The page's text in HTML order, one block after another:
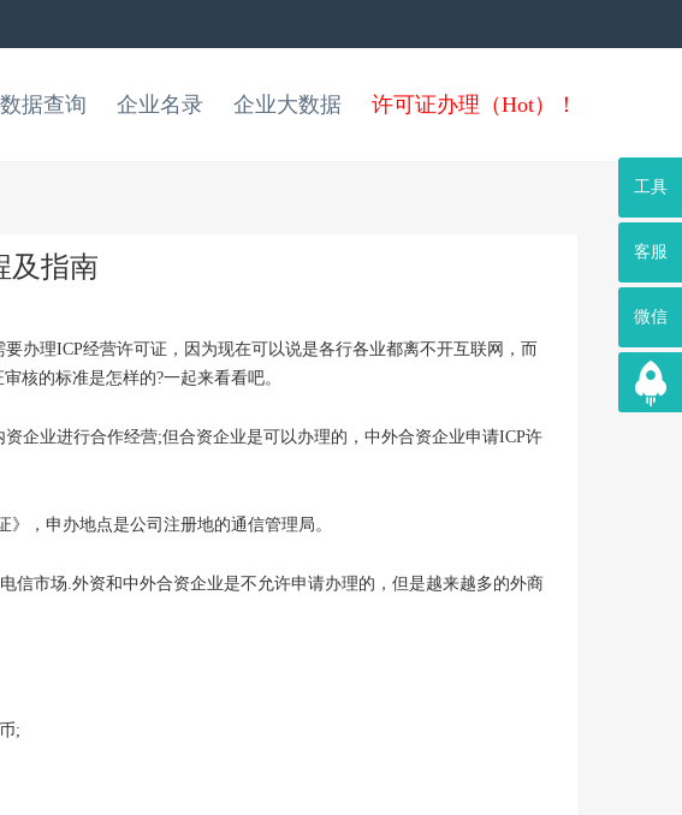
许可证办理（Hot）！
企业大数据
企业名录
据查询
及指南
理ICP经营许可证，因为现在可以说是各行各业都离不开互联网，而
核的标准是怎样的?一起来看看吧。
业进行合作经营;但合资企业是可以办理的，中外合资企业申请ICP许
，申办地点是公司注册地的通信管理局。
市场.外资和中外合资企业是不允许申请办理的，但是越来越多的外商
;
工具
客服
微信